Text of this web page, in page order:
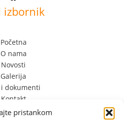
pristankom
izbornik
Početna
O nama
Novosti
Galerija
dokumenti
Kontakt
Info